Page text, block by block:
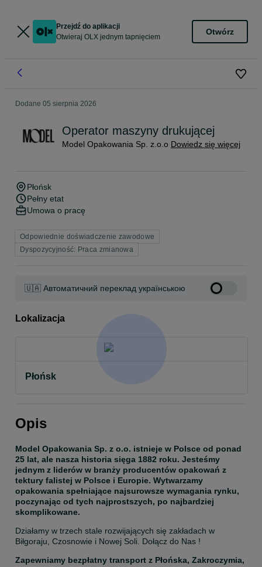
Przejdź do aplikacji
Otwieraj OLX jednym tapnięciem
Otwórz
Dodane 05 sierpnia 2026
Operator maszyny drukującej
Model Opakowania Sp. z.o.o Dowiedz się więcej
Płońsk
Pełny etat
Umowa o pracę
Odpowiednie doświadczenie zawodowe
Dyspozycyjność: Praca zmianowa
🇺🇦 Автоматичний переклад українською
Lokalizacja
Płońsk
Opis
Model Opakowania Sp. z o.o. istnieje w Polsce od ponad
25 lat, ale nasza historia sięga 1882 roku. Jesteśmy
jednym z liderów w branży producentów opakowań z
tektury falistej w Polsce i Europie. Wytwarzamy
opakowania spełniające najsurowsze wymagania rynku,
poczynając od tych najprostszych, po najbardziej
skomplikowane.
Działamy w trzech stale rozwijających się zakładach w
Biłgoraju, Czosnowie i Nowej Soli. Dołącz do Nas !
Zapewniamy bezpłatny transport z Płońska, Zakroczymia,